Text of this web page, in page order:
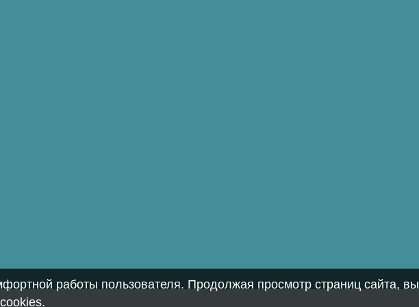
работы пользователя. Продолжая просмотр страниц сайта, вы
.